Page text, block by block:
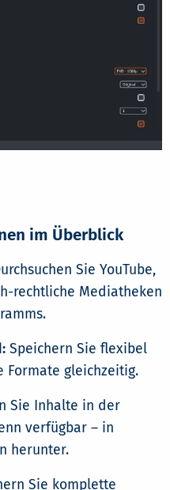
im Überblick
Sie YouTube,
rechtliche Mediatheken
Speichern Sie flexibel
Formate gleichzeitig.
Sie Inhalte in der
verfügbar – in
herunter.
Sie komplette